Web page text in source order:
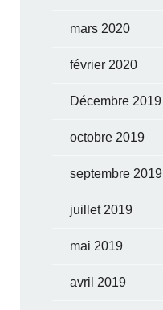
mars 2020
février 2020
Décembre 2019
octobre 2019
septembre 2019
juillet 2019
mai 2019
avril 2019